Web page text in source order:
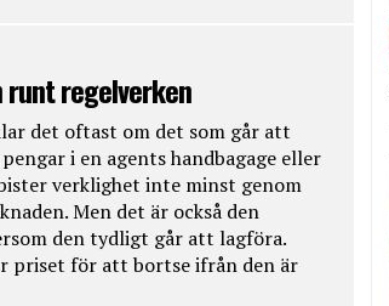
regelverken
det oftast om det som går att
i en agents handbagage eller
verklighet inte minst genom
Men det är också den
den tydligt går att lagföra.
priset för att bortse ifrån den är